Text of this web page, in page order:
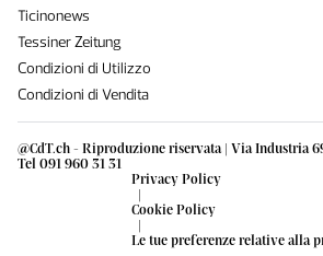
@CdT.ch - Riproduzione riservata | Via Industria
Tel 091 960 31 31
Privacy Policy
|
Cookie Policy
|
Le tue preferenze relative alla
Ticinonews
Tessiner Zeitung
Condizioni di Utilizzo
Condizioni di Vendita